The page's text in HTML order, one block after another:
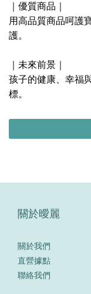
｜優質商品｜
用高品質商品呵護
護。
｜未來前景｜
孩子的健康、幸福
標。
關於曖麗
關於我們
直營據點
聯絡我們